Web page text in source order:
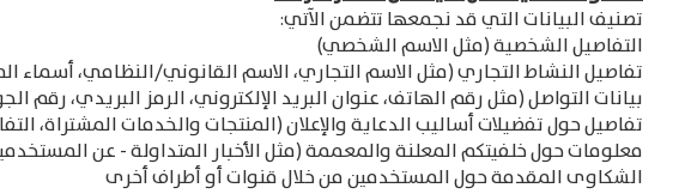
تصنيف البيانات التي قد نجمعها تتضمن الآتي:
التفاصيل الشخصية (مثل الاسم الشخصي)
تفاصيل النشاط التجاري (مثل الاسم التجاري، الاسم القانوني/النظامي، أسماء
بيانات التواصل (مثل رقم الهاتف، عنوان البريد الإلكتروني، الرمز البريدي، رقم
تفاصيل حول تفضيلات أساليب الدعاية والإعلان (المنتجات والخدمات المشتراة،
معلومات حول خلفيتكم المعلنة والمعممة (مثل الأخبار المتداولة - عن
الشكاوى المقدمة حول المستخدمين من خلال قنوات أو أطراف أخرى